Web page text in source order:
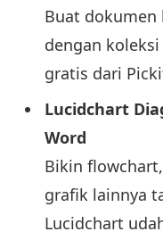
Buat
dengan
gratis dari
Lucidchart
Word
Bikin
grafik lainnya
Lucidchart